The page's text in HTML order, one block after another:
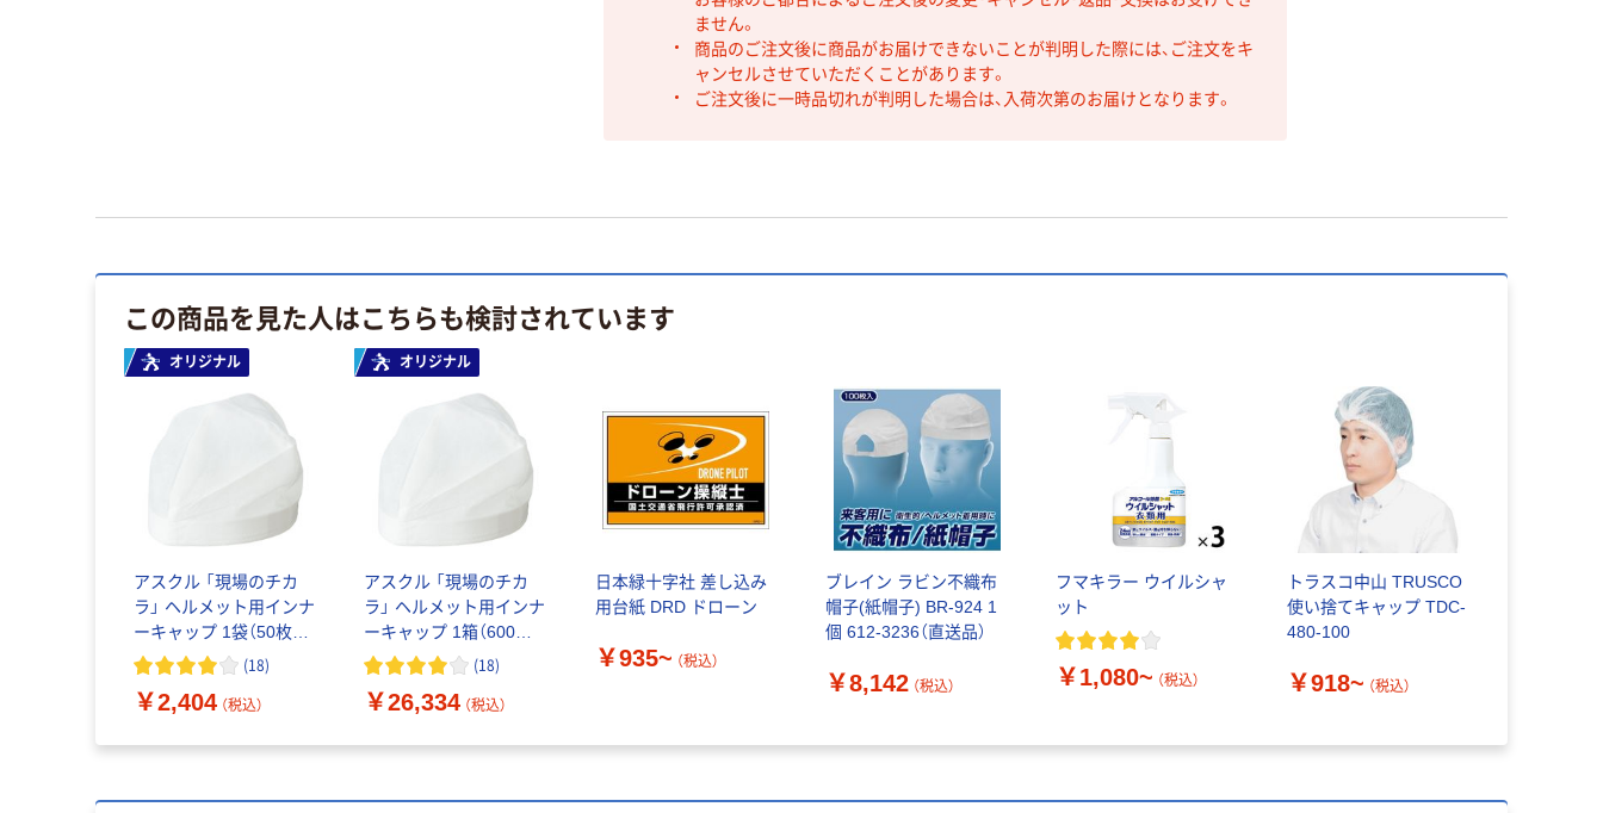
ません。
商品のご注文後に商品がお届けできないことが判明した際には、ご注文をキ
ャンセルさせていただくことがあります。
ご注文後に一時品切れが判明した場合は、入荷次第のお届けとなります。
この商品を見た人はこちらも検討されています
オリジナル
アスクル 「現場のチカ
ラ」 ヘルメット用インナ
ーキャップ 1袋（50枚
入） オリジナル(18)
￥2,404 （税込）
オリジナル
アスクル 「現場のチカ
ラ」 ヘルメット用インナ
ーキャップ 1箱（600
枚：50枚入×12袋） オリ
(18)
￥26,334 （税込）
日本緑十字社 差し込み
用台紙 DRD ドローン
￥935~ （税込）
ブレイン ラビン不織布
帽子(紙帽子) BR-924 1
個 612-3236（直送品）
￥8,142 （税込）
フマキラー ウイルシャ
ット
￥1,080~ （税込）
トラスコ中山 TRUSCO
使い捨てキャップ TDC-
480-100
￥918~ （税込）